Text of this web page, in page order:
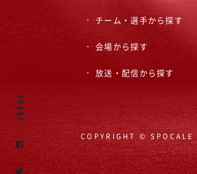
チーム・選手から探す
会場から探す
放送・配信から探す
COPYRIGHT ©
SHARE